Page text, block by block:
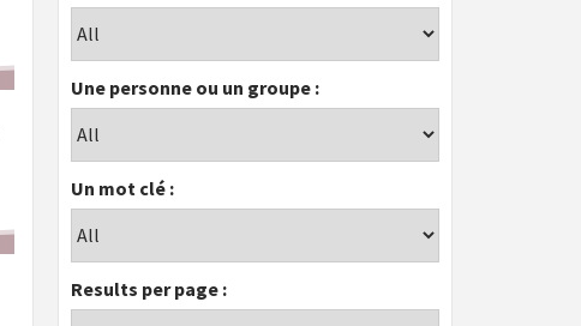
Une personne ou un groupe :
Un mot clé :
Results per page :